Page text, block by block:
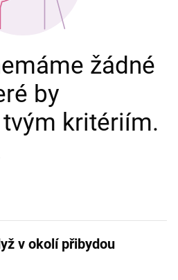
žádné
by
kritériím.
v okolí přibydou